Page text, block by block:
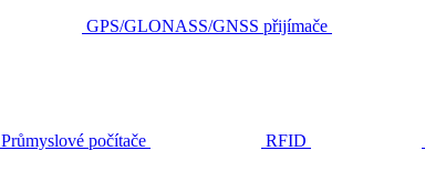
GPS/GLONASS/GNSS přijímače
Průmyslové počítače RFID